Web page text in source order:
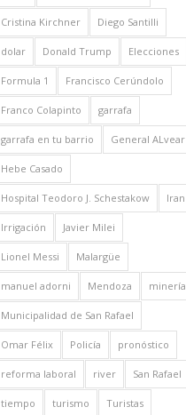
Cristina Kirchner Diego Santilli
dolar Donald Trump Elecciones
Formula 1 Francisco Cerúndolo
Franco Colapinto garrafa
garrafa en tu barrio General ALvear
Hebe Casado
Hospital Teodoro J. Schestakow Iran
Irrigación Javier Milei
Lionel Messi Malargüe
manuel adorni Mendoza minería
Municipalidad de San Rafael
Omar Félix Policía pronóstico
reforma laboral river San Rafael
tiempo turismo Turistas